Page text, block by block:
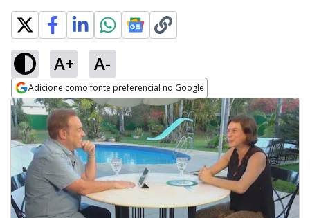
A+ A-
Adicione como fonte preferencial no Google
Opens in new window